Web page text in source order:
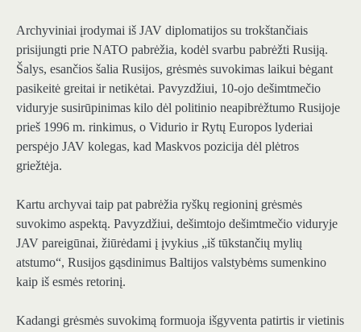
Archyviniai įrodymai iš JAV diplomatijos su trokštančiais
prisijungti prie NATO pabrėžia, kodėl svarbu pabrėžti Rusiją.
Šalys, esančios šalia Rusijos, grėsmės suvokimas laikui bėgant
pasikeitė greitai ir netikėtai. Pavyzdžiui, 10-ojo dešimtmečio
viduryje susirūpinimas kilo dėl politinio neapibrėžtumo Rusijoje
prieš 1996 m. rinkimus, o Vidurio ir Rytų Europos lyderiai
perspėjo JAV kolegas, kad Maskvos pozicija dėl plėtros
griežtėja.
Kartu archyvai taip pat pabrėžia ryškų regioninį grėsmės
suvokimo aspektą. Pavyzdžiui, dešimtojo dešimtmečio viduryje
JAV pareigūnai, žiūrėdami į įvykius „iš tūkstančių mylių
atstumo“, Rusijos gąsdinimus Baltijos valstybėms sumenkino
kaip iš esmės retorinį.
Kadangi grėsmės suvokimą formuoja išgyventa patirtis ir vietinis